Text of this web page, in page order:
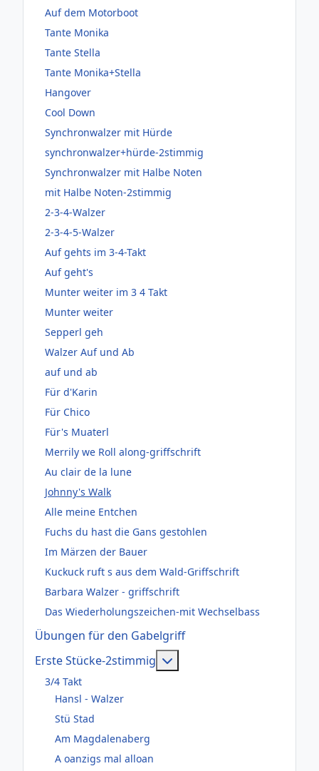
Auf dem Motorboot
Tante Monika
Tante Stella
Tante Monika+Stella
Hangover
Cool Down
Synchronwalzer mit Hürde
synchronwalzer+hürde-2stimmig
Synchronwalzer mit Halbe Noten
mit Halbe Noten-2stimmig
2-3-4-Walzer
2-3-4-5-Walzer
Auf gehts im 3-4-Takt
Auf geht's
Munter weiter im 3 4 Takt
Munter weiter
Sepperl geh
Walzer Auf und Ab
auf und ab
Für d'Karin
Für Chico
Für's Muaterl
Merrily we Roll along-griffschrift
Au clair de la lune
Johnny's Walk
Alle meine Entchen
Fuchs du hast die Gans gestohlen
Im Märzen der Bauer
Kuckuck ruft s aus dem Wald-Griffschrift
Barbara Walzer - griffschrift
Das Wiederholungszeichen-mit Wechselbass
Übungen für den Gabelgriff
Erste Stücke-2stimmig
3/4 Takt
Hansl - Walzer
Stü Stad
Am Magdalenaberg
A oanzigs mal alloan